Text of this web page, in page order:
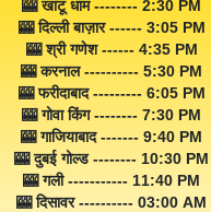
🎰 खाटू धाम -------- 2:30 PM
🎰 दिल्ली बाज़ार ------ 3:05 PM
🎰 श्री गणेश ------ 4:35 PM
🎰 करनाल ---------- 5:30 PM
🎰 फरीदाबाद --------- 6:05 PM
🎰 गोवा किंग -------- 7:30 PM
🎰 गाजियाबाद ------- 9:40 PM
🎰 दुबई गोल्ड -------- 10:30 PM
🎰 गली ----------- 11:40 PM
🎰 दिसावर ---------- 03:00 AM